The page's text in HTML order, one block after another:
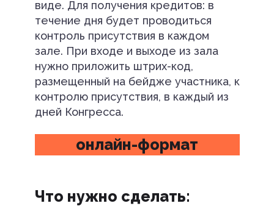
виде. Для получения кредитов: в
течение дня будет проводиться
контроль присутствия в каждом
зале. При входе и выходе из зала
нужно приложить штрих-код,
размещенный на бейдже участника, к
контролю присутствия, в каждый из
дней Конгресса.
онлайн-формат
Что нужно сделать: